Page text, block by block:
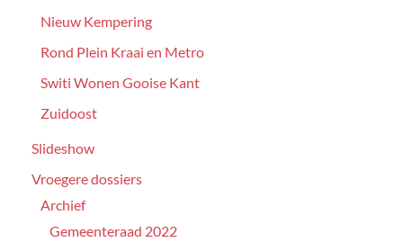
Nieuw Kempering
Rond Plein Kraai en Metro
Switi Wonen Gooise Kant
Zuidoost
Slideshow
Vroegere dossiers
Archief
Gemeenteraad 2022